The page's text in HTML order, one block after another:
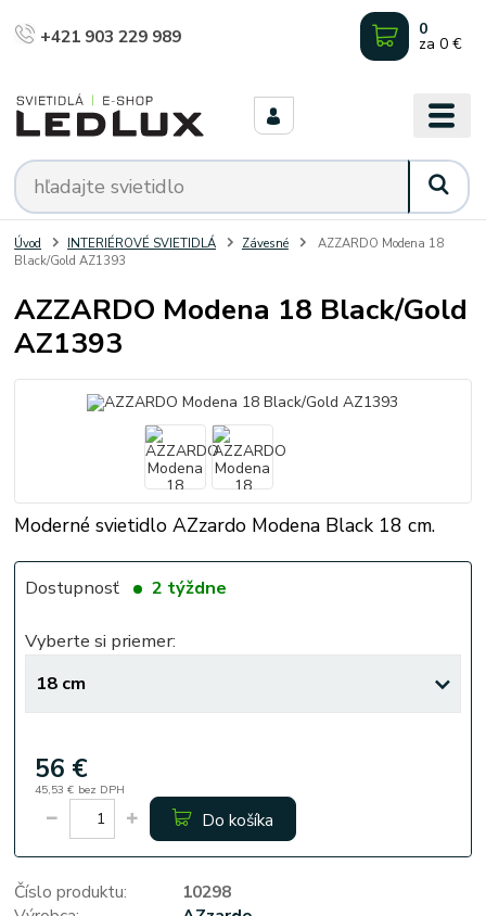
+421 903 229 989 0
za 0 €
Úvod INTERIÉROVÉ SVIETIDLÁ Závesné
AZZARDO Modena 18
Black/Gold AZ1393
AZZARDO Modena 18 Black/Gold
AZ1393
Moderné svietidlo AZzardo Modena Black 18 cm.
Dostupnosť 2 týždne
Vyberte si priemer:
56 €
45,53 € bez DPH
Do košíka
Číslo produktu:
10298